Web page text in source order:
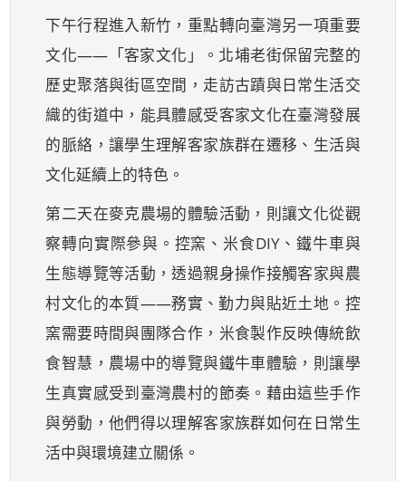
下午行程進入新竹，重點轉向臺灣另一項重要
文化——「客家文化」。北埔老街保留完整的
歷史聚落與街區空間，走訪古蹟與日常生活交
織的街道中，能具體感受客家文化在臺灣發展
的脈絡，讓學生理解客家族群在遷移、生活與
文化延續上的特色。
第二天在麥克農場的體驗活動，則讓文化從觀
察轉向實際參與。控窯、米食DIY、鐵牛車與
生態導覽等活動，透過親身操作接觸客家與農
村文化的本質——務實、勤力與貼近土地。控
窯需要時間與團隊合作，米食製作反映傳統飲
食智慧，農場中的導覽與鐵牛車體驗，則讓學
生真實感受到臺灣農村的節奏。藉由這些手作
與勞動，他們得以理解客家族群如何在日常生
活中與環境建立關係。